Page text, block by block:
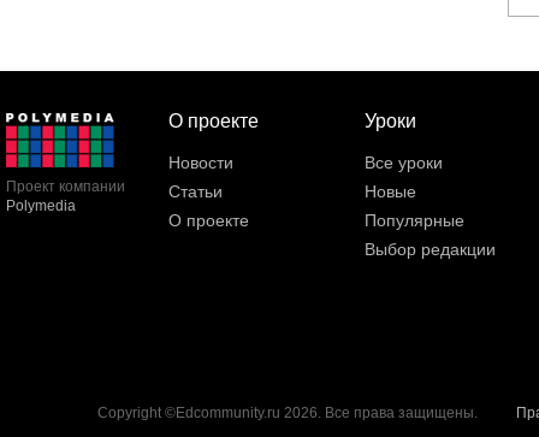
Проект компании
Polymedia
О проекте
Новости
Статьи
О проекте
Уроки
Все уроки
Новые
Популярные
Выбор редакции
Copyright ©Edcommunity.ru 2026. Все права защищены.